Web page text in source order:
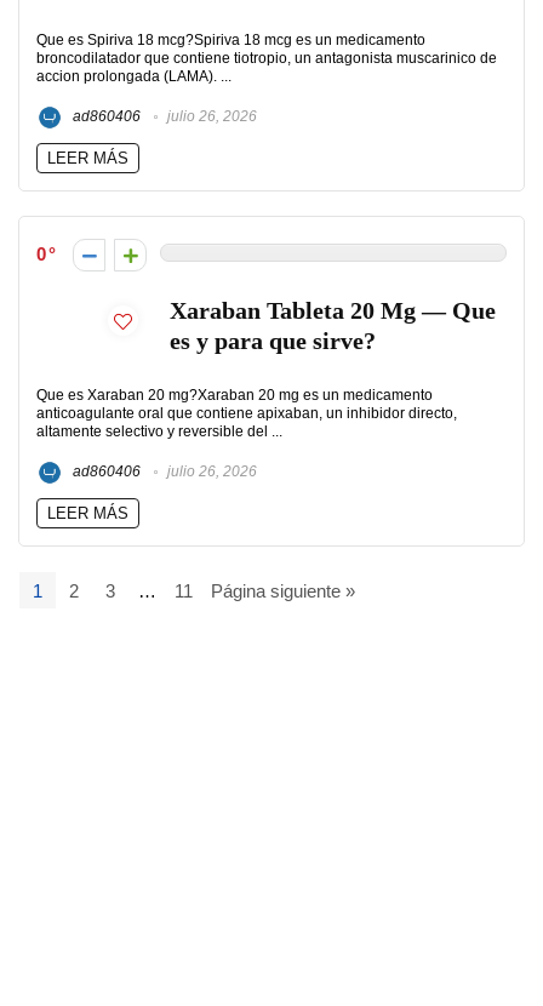
Que es Spiriva 18 mcg?Spiriva 18 mcg es un medicamento
broncodilatador que contiene tiotropio, un antagonista muscarinico de
accion prolongada (LAMA). ...
ad860406 julio 26, 2026
LEER MÁS
0
Xaraban Tableta 20 Mg — Que
es y para que sirve?
Que es Xaraban 20 mg?Xaraban 20 mg es un medicamento
anticoagulante oral que contiene apixaban, un inhibidor directo,
altamente selectivo y reversible del ...
ad860406 julio 26, 2026
LEER MÁS
1 2 3 … 11 Página siguiente »